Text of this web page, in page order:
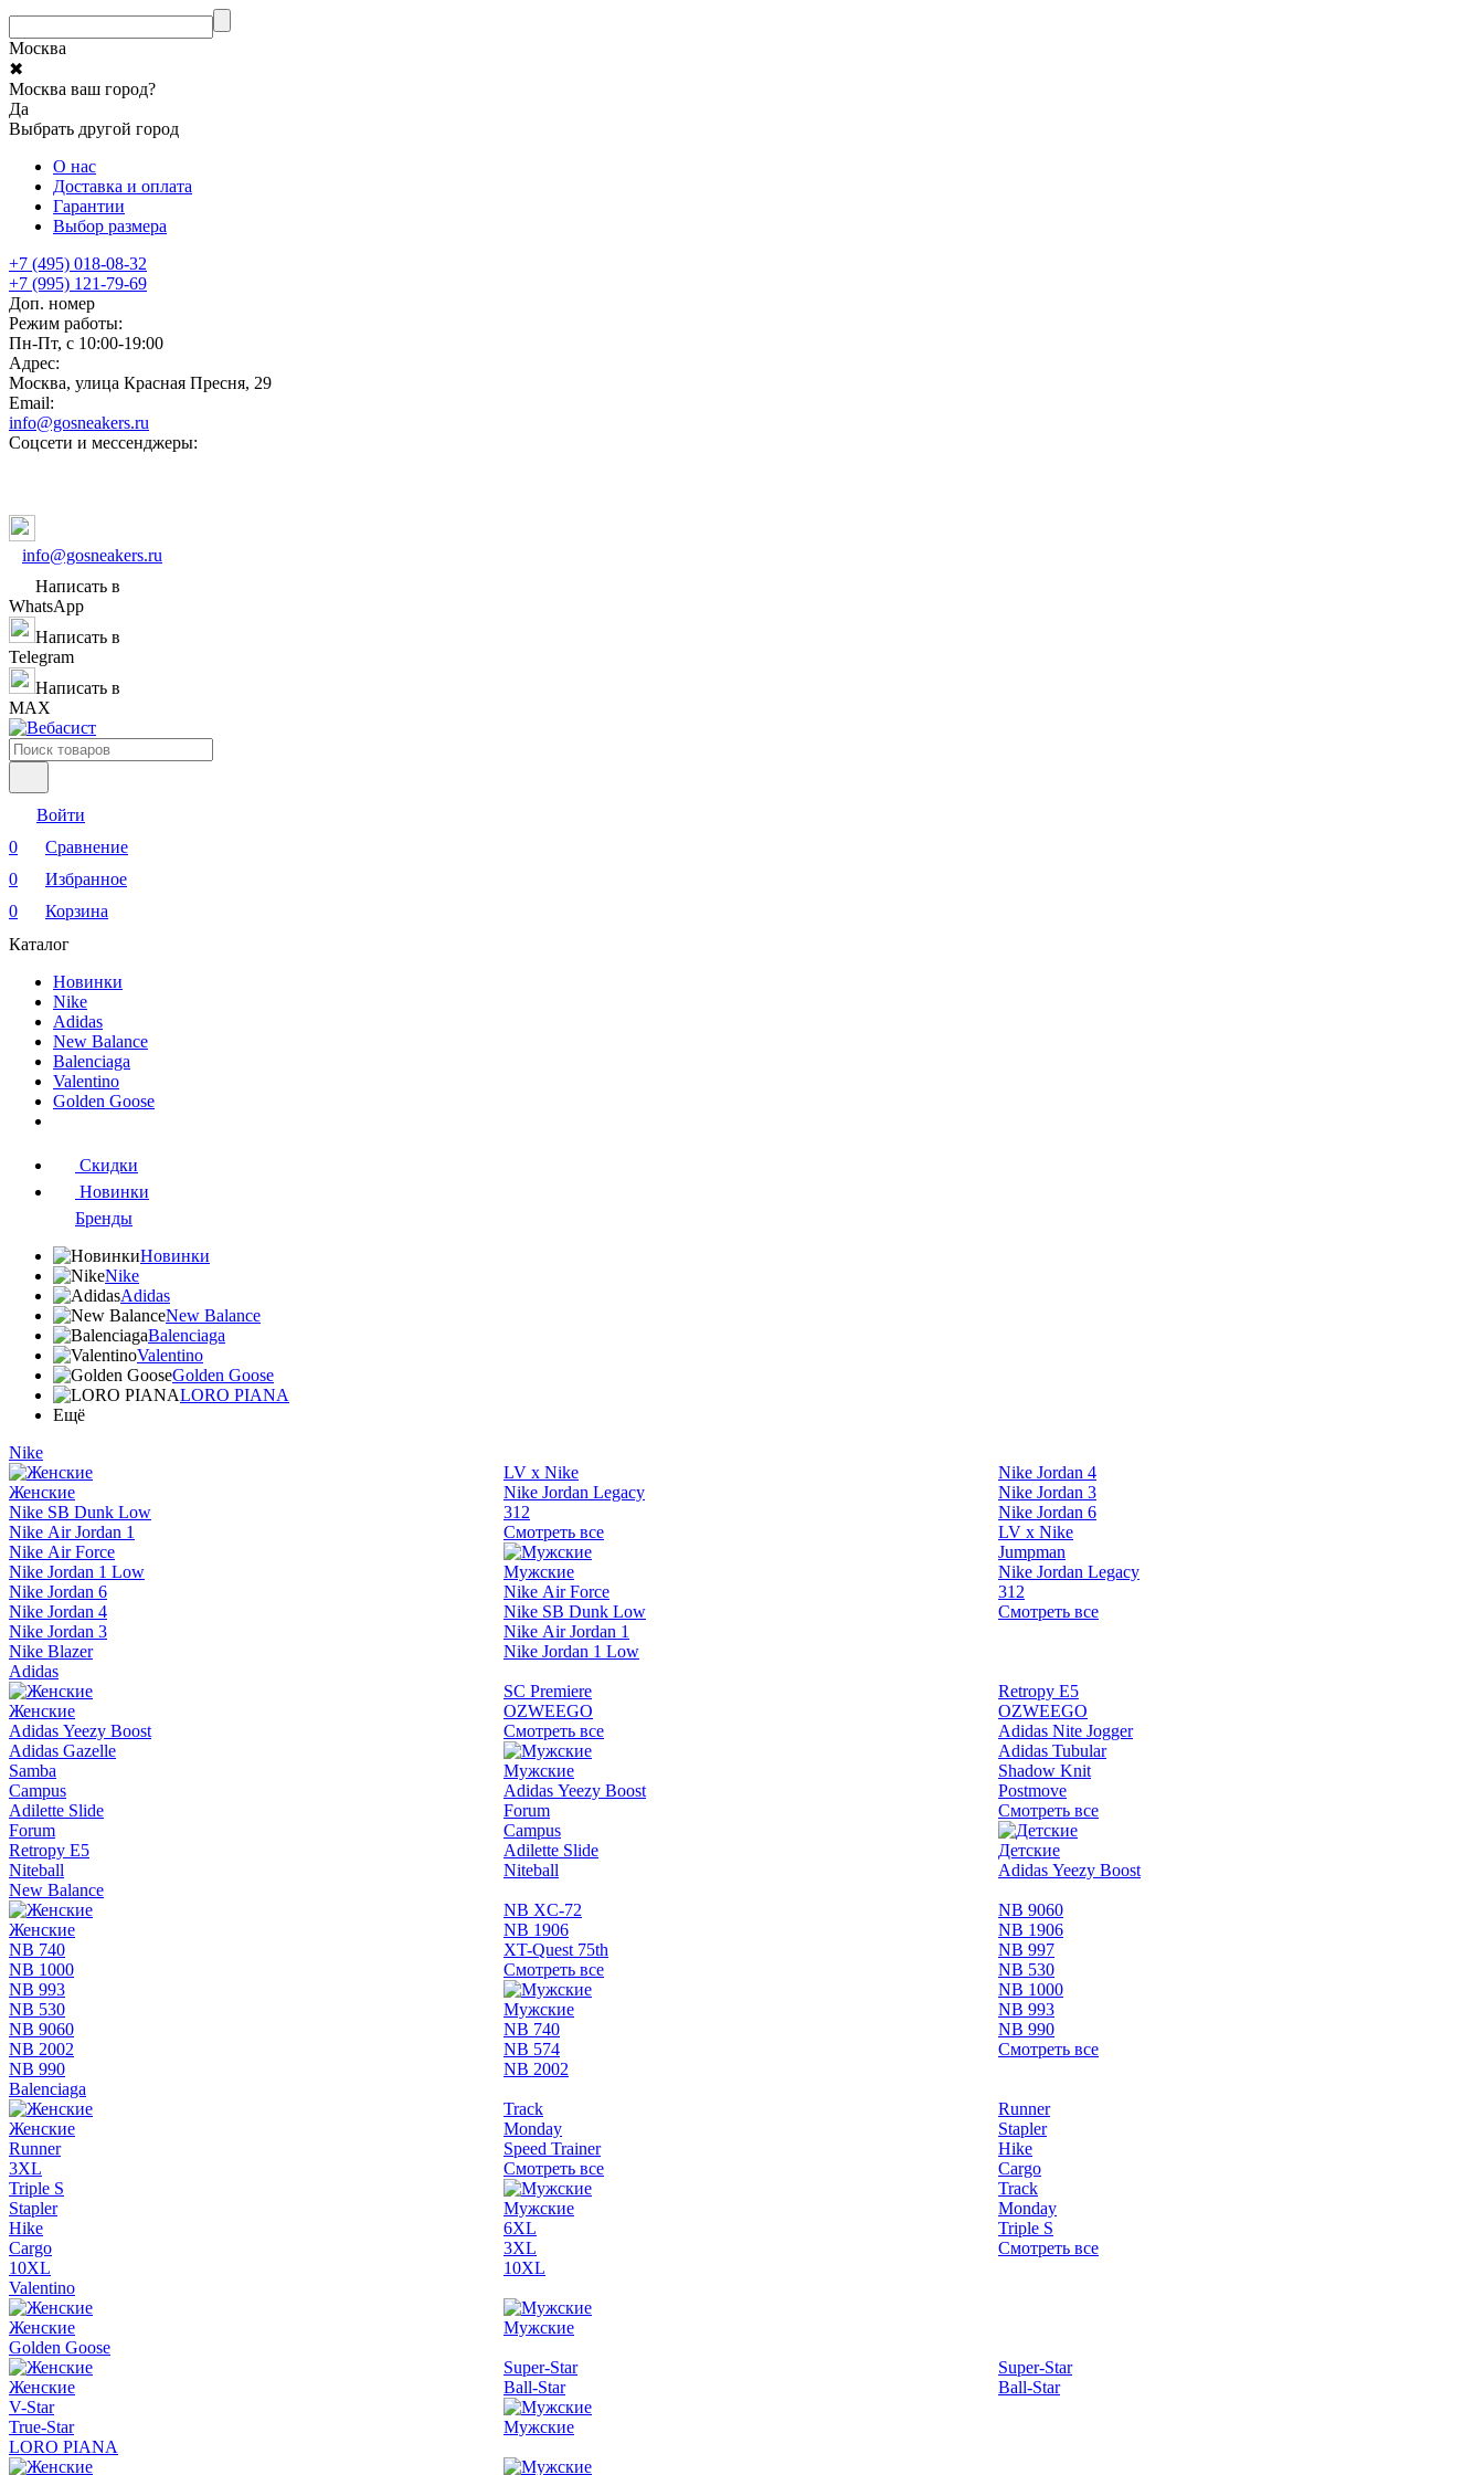
Москва
✖
Москва ваш город?
Да
Выбрать другой город
О нас
Доставка и оплата
Гарантии
Выбор размера
+7 (495) 018-08-32
+7 (995) 121-79-69
Доп. номер
Режим работы:
Пн-Пт, с 10:00-19:00
Адрес:
Москва, улица Красная Пресня, 29
Email:
info@gosneakers.ru
Соцсети и мессенджеры:
info@gosneakers.ru
Написать в
WhatsApp
Написать в
Telegram
Написать в
MAX
Войти
0
Сравнение
0
Избранное
0
Корзина
Каталог
Новинки
Nike
Adidas
New Balance
Balenciaga
Valentino
Golden Goose
Скидки
Новинки
Бренды
Новинки
Nike
Adidas
New Balance
Balenciaga
Valentino
Golden Goose
LORO PIANA
Ещё
Nike
Женские
Nike SB Dunk Low
Nike Air Jordan 1
Nike Air Force
Nike Jordan 1 Low
Nike Jordan 6
Nike Jordan 4
Nike Jordan 3
Nike Blazer
LV x Nike
Nike Jordan Legacy
312
Смотреть все
Мужские
Nike Air Force
Nike SB Dunk Low
Nike Air Jordan 1
Nike Jordan 1 Low
Nike Jordan 4
Nike Jordan 3
Nike Jordan 6
LV x Nike
Jumpman
Nike Jordan Legacy
312
Смотреть все
Adidas
Женские
Adidas Yeezy Boost
Adidas Gazelle
Samba
Campus
Adilette Slide
Forum
Retropy E5
Niteball
SC Premiere
OZWEEGO
Смотреть все
Мужские
Adidas Yeezy Boost
Forum
Campus
Adilette Slide
Niteball
Retropy E5
OZWEEGO
Adidas Nite Jogger
Adidas Tubular
Shadow Knit
Postmove
Смотреть все
Детские
Adidas Yeezy Boost
New Balance
Женские
NB 740
NB 1000
NB 993
NB 530
NB 9060
NB 2002
NB 990
NB XC-72
NB 1906
XT-Quest 75th
Смотреть все
Мужские
NB 740
NB 574
NB 2002
NB 9060
NB 1906
NB 997
NB 530
NB 1000
NB 993
NB 990
Смотреть все
Balenciaga
Женские
Runner
3XL
Triple S
Stapler
Hike
Cargo
10XL
Track
Monday
Speed Trainer
Смотреть все
Мужские
6XL
3XL
10XL
Runner
Stapler
Hike
Cargo
Track
Monday
Triple S
Смотреть все
Valentino
Женские
Мужские
Golden Goose
Женские
V-Star
True-Star
Super-Star
Ball-Star
Мужские
Super-Star
Ball-Star
LORO PIANA